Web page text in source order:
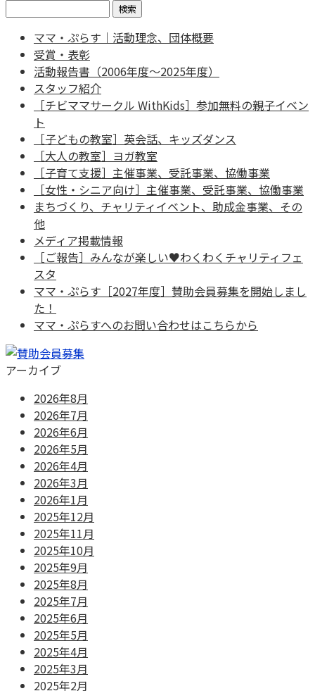
ママ・ぷらす｜活動理念、団体概要
受賞・表彰
活動報告書（2006年度～2025年度）
スタッフ紹介
［チビママサークル WithKids］参加無料の親子イベン
ト
［子どもの教室］英会話、キッズダンス
［大人の教室］ヨガ教室
［子育て支援］主催事業、受託事業、協働事業
［女性・シニア向け］主催事業、受託事業、協働事業
まちづくり、チャリティイベント、助成金事業、その
他
メディア掲載情報
［ご報告］みんなが楽しい♥わくわくチャリティフェ
スタ
ママ・ぷらす［2027年度］賛助会員募集を開始しまし
た！
ママ・ぷらすへのお問い合わせはこちらから
アーカイブ
2026年8月
2026年7月
2026年6月
2026年5月
2026年4月
2026年3月
2026年1月
2025年12月
2025年11月
2025年10月
2025年9月
2025年8月
2025年7月
2025年6月
2025年5月
2025年4月
2025年3月
2025年2月